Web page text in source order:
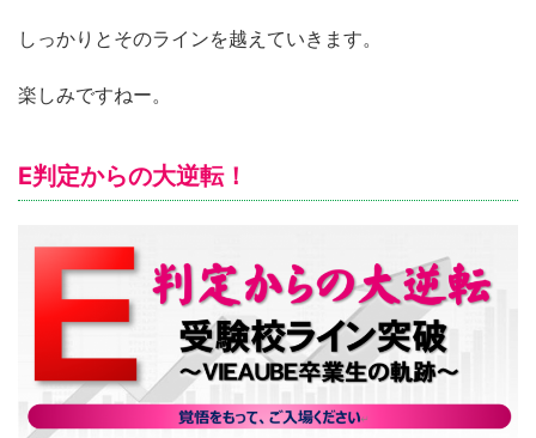
しっかりとそのラインを越えていきます。
楽しみですねー。
E判定からの大逆転！